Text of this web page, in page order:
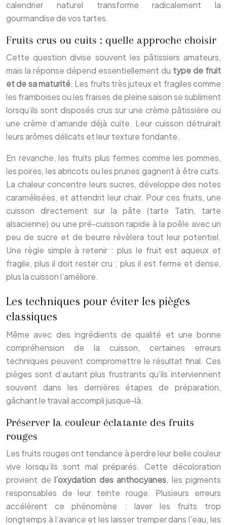
calendrier naturel transforme radicalement la
gourmandise de vos tartes.
Fruits crus ou cuits : quelle approche choisir
Cette question divise souvent les pâtissiers amateurs,
mais la réponse dépend essentiellement du type de fruit
et de sa maturité. Les fruits très juteux et fragiles comme
les framboises ou les fraises de pleine saison se subliment
lorsqu’ils sont disposés crus sur une crème pâtissière ou
une crème d’amande déjà cuite. Leur cuisson détruirait
leurs arômes délicats et leur texture fondante.
En revanche, les fruits plus fermes comme les pommes,
les poires, les abricots ou les prunes gagnent à être cuits.
La chaleur concentre leurs sucres, développe des notes
caramélisées, et attendrit leur chair. Pour ces fruits, une
cuisson directement sur la pâte (tarte Tatin, tarte
alsacienne) ou une pré-cuisson rapide à la poêle avec un
peu de sucre et de beurre révèlera tout leur potentiel.
Une règle simple à retenir : plus le fruit est aqueux et
fragile, plus il doit rester cru ; plus il est ferme et dense,
plus la cuisson l’améliore.
Les techniques pour éviter les pièges
classiques
Même avec des ingrédients de qualité et une bonne
compréhension de la cuisson, certaines erreurs
techniques peuvent compromettre le résultat final. Ces
pièges sont d’autant plus frustrants qu’ils interviennent
souvent dans les dernières étapes de préparation,
gâchant le travail accompli jusque-là.
Préserver la couleur éclatante des fruits
rouges
Les fruits rouges ont tendance à perdre leur belle couleur
vive lorsqu’ils sont mal préparés. Cette décoloration
provient de l’oxydation des anthocyanes, les pigments
responsables de leur teinte rouge. Plusieurs erreurs
accélèrent ce phénomène : laver les fruits trop
longtemps à l’avance et les laisser tremper dans l’eau, les